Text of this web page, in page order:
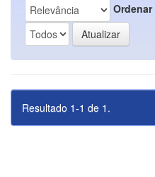
Ordenar
Resultado 1-1 de 1.